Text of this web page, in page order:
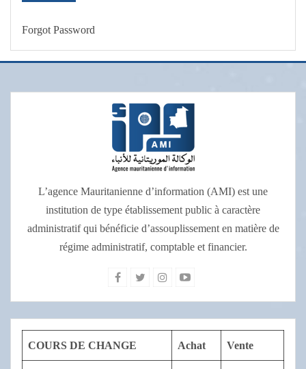
Forgot Password
L’agence Mauritanienne d’information (AMI) est une
institution de type établissement public à caractère
administratif qui bénéficie d’assouplissement en matière de
régime administratif, comptable et financier.
COURS DE CHANGE Achat Vente